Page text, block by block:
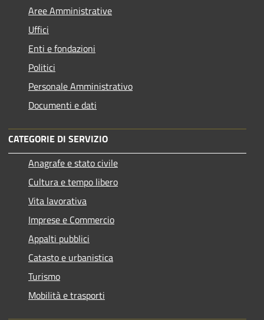
Aree Amministrative
Uffici
Enti e fondazioni
Politici
Personale Amministrativo
Documenti e dati
CATEGORIE DI SERVIZIO
Anagrafe e stato civile
Cultura e tempo libero
Vita lavorativa
Imprese e Commercio
Appalti pubblici
Catasto e urbanistica
Turismo
Mobilità e trasporti